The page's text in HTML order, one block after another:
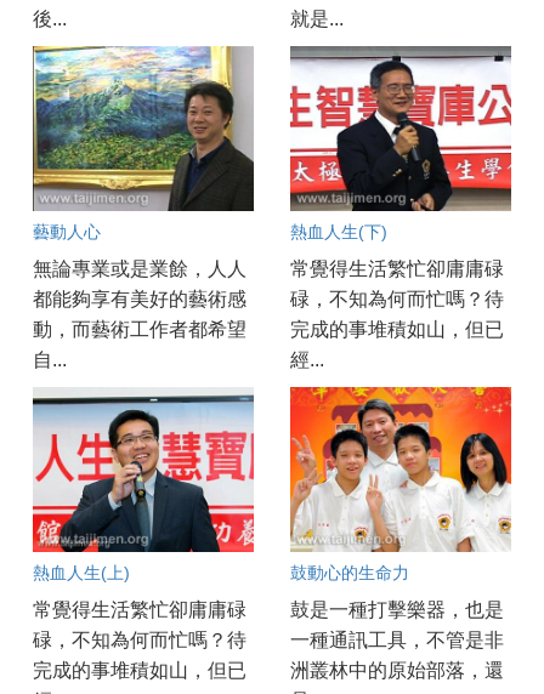
後...
就是...
藝動人心
無論專業或是業餘，人人
都能夠享有美好的藝術感
動，而藝術工作者都希望
自...
熱血人生(下)
常覺得生活繁忙卻庸庸碌
碌，不知為何而忙嗎？待
完成的事堆積如山，但已
經...
熱血人生(上)
常覺得生活繁忙卻庸庸碌
碌，不知為何而忙嗎？待
完成的事堆積如山，但已
鼓動心的生命力
鼓是一種打擊樂器，也是
一種通訊工具，不管是非
洲叢林中的原始部落，還